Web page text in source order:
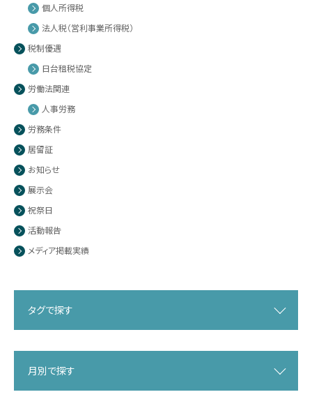
個人所得税
法人税（営利事業所得税）
税制優遇
日台租税協定
労働法関連
人事労務
労務条件
居留証
お知らせ
展示会
祝祭日
活動報告
メディア掲載実績
タグで探す
月別で探す